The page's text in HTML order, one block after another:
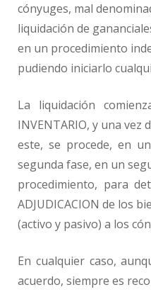
cónyuges, mal
liquidación de
en un procedimiento
pudiendo iniciarlo
La liquidación
INVENTARIO, y una vez
este, se procede, en
segunda fase, en un
procedimiento, para
ADJUDICACION de los
(activo y pasivo) a los
En cualquier caso,
acuerdo, siempre es